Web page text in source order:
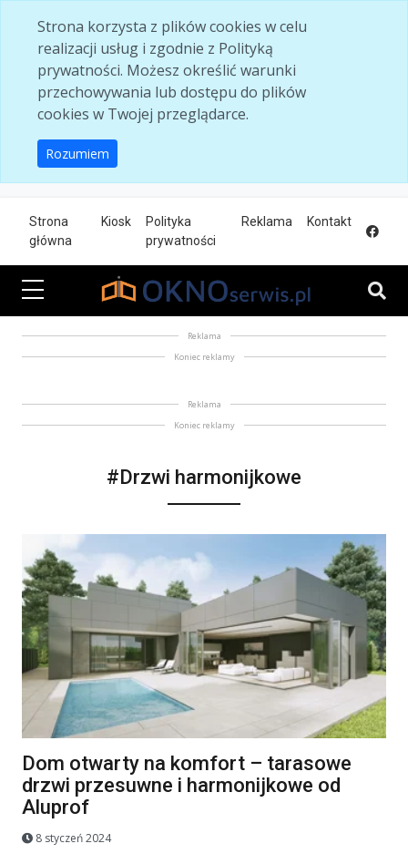
Strona korzysta z plików cookies w celu
realizacji usług i zgodnie z Polityką
prywatności. Możesz określić warunki
przechowywania lub dostępu do plików
cookies w Twojej przeglądarce.
Rozumiem
Strona
główna
Kiosk
Polityka
prywatności
Reklama Kontakt
Reklama
Koniec reklamy
Reklama
Koniec reklamy
#Drzwi harmonijkowe
Dom otwarty na komfort – tarasowe
drzwi przesuwne i harmonijkowe od
Aluprof
8 styczeń 2024